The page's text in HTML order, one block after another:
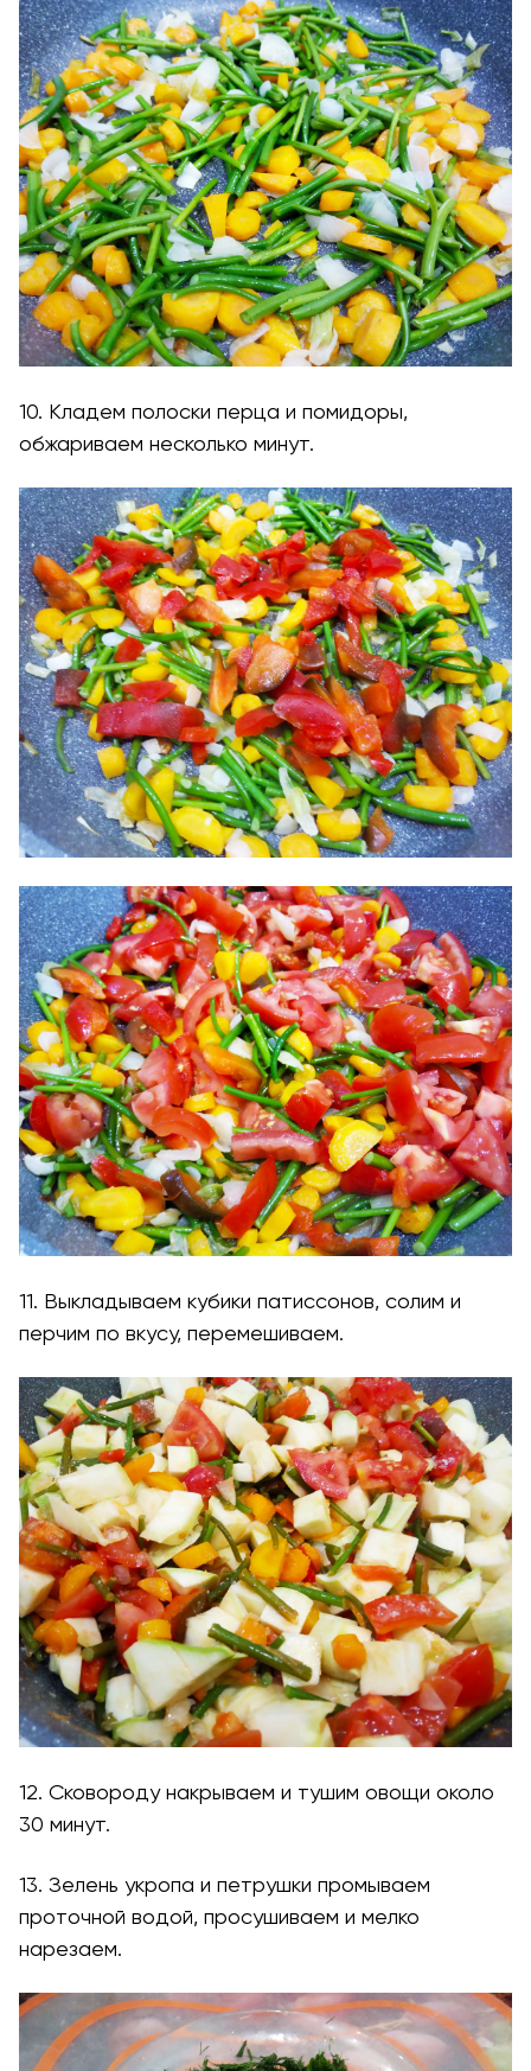
10. Кладем полоски перца и помидоры,
обжариваем несколько минут.
11. Выкладываем кубики патиссонов, солим и
перчим по вкусу, перемешиваем.
12. Сковороду накрываем и тушим овощи около
30 минут.
13. Зелень укропа и петрушки промываем
проточной водой, просушиваем и мелко
нарезаем.